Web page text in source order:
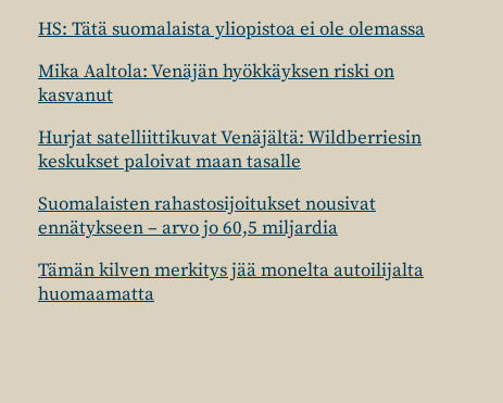
HS: Tätä suomalaista yliopistoa ei ole olemassa
Mika Aaltola: Venäjän hyökkäyksen riski on
kasvanut
Hurjat satelliittikuvat Venäjältä: Wildberriesin
keskukset paloivat maan tasalle
Suomalaisten rahastosijoitukset nousivat
ennätykseen – arvo jo 60,5 miljardia
Tämän kilven merkitys jää monelta autoilijalta
huomaamatta